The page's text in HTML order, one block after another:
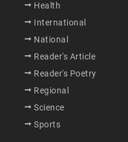
Health
International
National
Reader's Article
Reader's Poetry
Regional
Science
Sports